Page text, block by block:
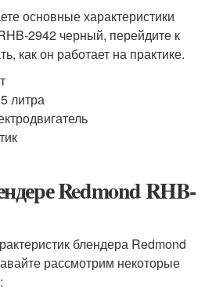
основные характеристики
2942 черный, перейдите к
как он работает на практике.
литра
Redmond RHB-
блендера Redmond
рассмотрим некоторые